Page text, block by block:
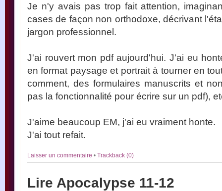
Je n'y avais pas trop fait attention,
cases de façon non orthodoxe, décrivant
jargon professionnel.
J'ai rouvert mon pdf aujourd'hui. J'ai eu
en format paysage et portrait à tourner en
comment, des formulaires manuscrits et
pas la fonctionnalité pour écrire sur un pdf),
J'aime beaucoup EM, j'ai eu vraiment honte.
J'ai tout refait.
Laisser un commentaire • Trackback (0)
Lire Apocalypse 11-12